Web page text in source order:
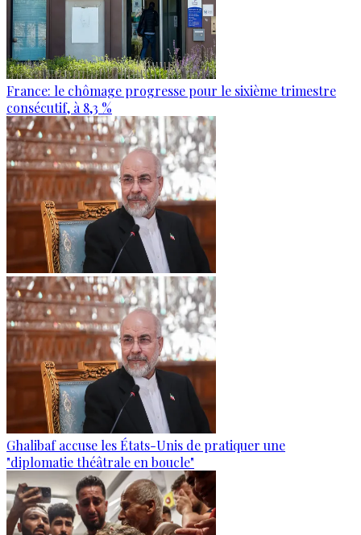
France: le chômage progresse pour le sixième trimestre
consécutif, à 8,3 %
Ghalibaf accuse les États-Unis de pratiquer une
"diplomatie théâtrale en boucle"